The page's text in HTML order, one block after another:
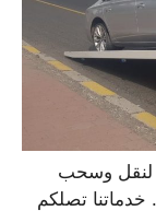
وسحب
تصلكم